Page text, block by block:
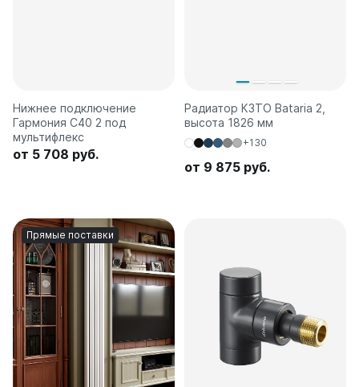
Нижнее подключение
Гармония С40 2 под
мультифлекс
от 5 708 руб.
Радиатор КЗТО Bataria 2,
высота 1826 мм
+130
от 9 875 руб.
Прямые поставки